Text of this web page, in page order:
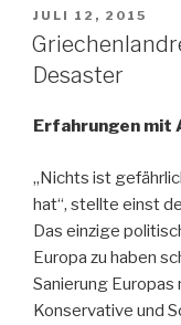
VERÖFFENTLICHT
AM
JULI 12, 2015
Desaster
Erfahrungen
„Nichts ist
hat“, stellte einst
Das einzige
Europa zu haben
Sanierung Europas
Konservative und